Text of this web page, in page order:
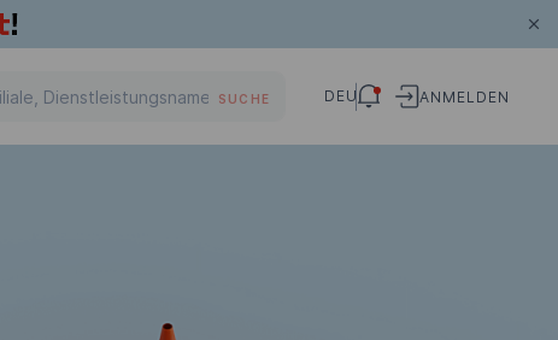
SUCHE DEU ANMELDEN